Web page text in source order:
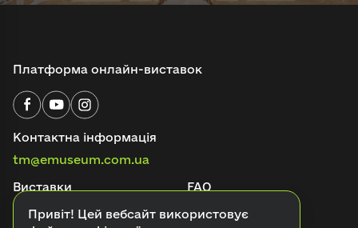
Платформа онлайн-виставок
Контактна інформація
tm@emuseum.com.ua
Виставки
FAQ
Аудіогіди
Онлайн-квести
Привіт! Цей вебсайт використовує